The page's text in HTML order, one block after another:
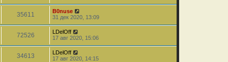
35611
B0nuse
31 дек 2020, 13:09
72526
LDelOff
17 авг 2020, 15:06
34613
LDelOff
17 авг 2020, 14:15